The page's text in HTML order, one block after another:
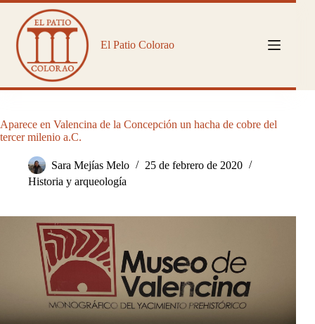
Saltar
contenido
El Patio Colorao
Aparece en Valencina de la Concepción un hacha de cobre del
tercer milenio a.C.
Sara Mejías Melo
25 de febrero de 2020
Historia y arqueología